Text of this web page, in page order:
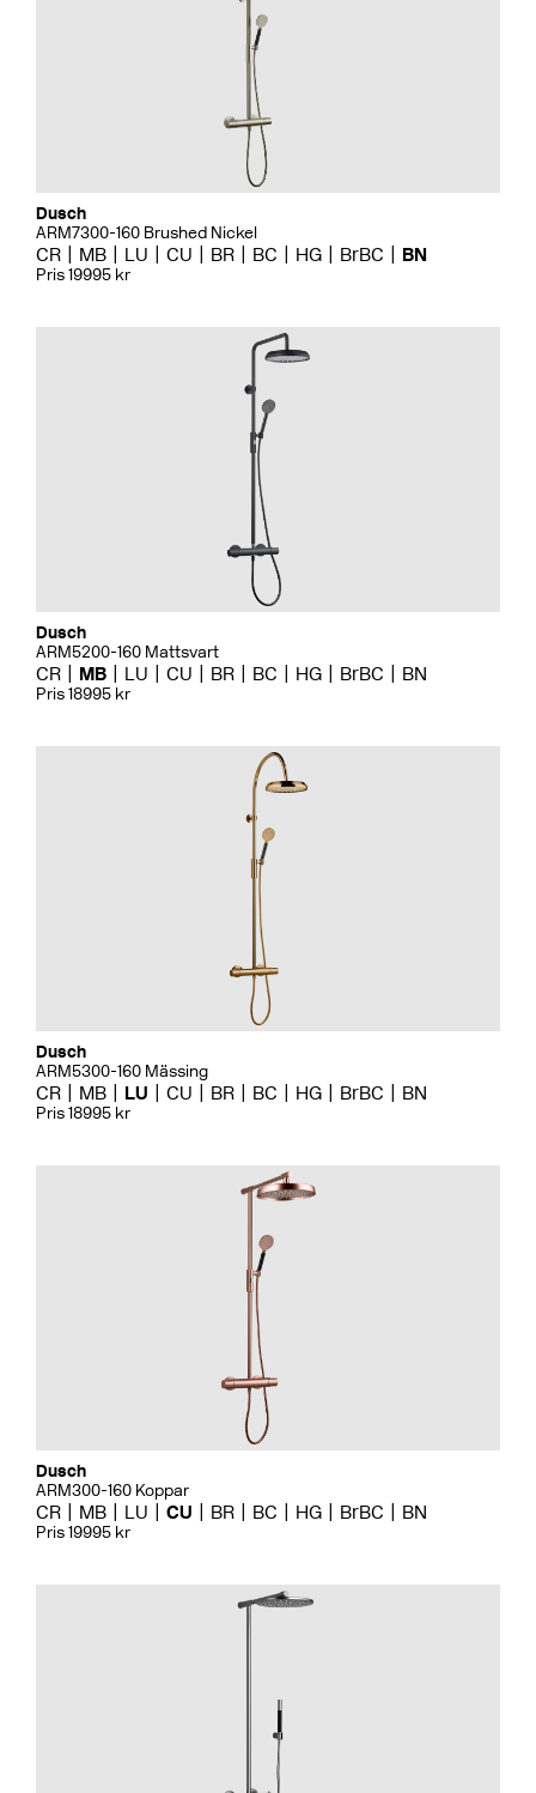
Dusch
ARM7300-160 Brushed Nickel
CR MB LU CU BR BC HG BrBC BN
Pris 19995 kr
Dusch
ARM5200-160 Mattsvart
CR MB LU CU BR BC HG BrBC BN
Pris 18995 kr
Dusch
ARM5300-160 Mässing
CR MB LU CU BR BC HG BrBC BN
Pris 18995 kr
Dusch
ARM300-160 Koppar
CR MB LU CU BR BC HG BrBC BN
Pris 19995 kr